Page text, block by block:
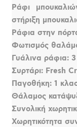
Ράφι
στήριξη
Ράφια στην
Φωτισμός
Γυάλινα ράφια:
Συρτάρι: Fresh
Παγοθήκη: 1
Θάλαμος
Συνολική
Χωρητικότητα